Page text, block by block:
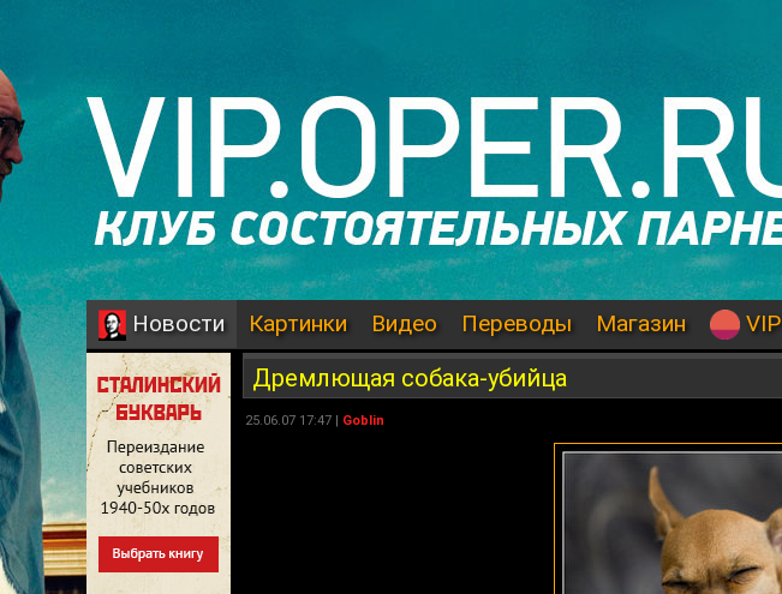
Новости Картинки Видео Переводы Магазин VIP
Дремлющая собака-убийца
25.06.07 17:47 | Goblin